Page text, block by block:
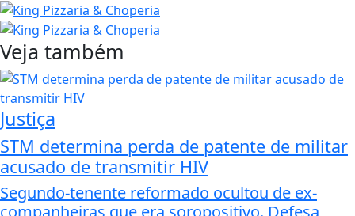
Veja também
Justiça
STM determina perda de patente de militar
acusado de transmitir HIV
Segundo-tenente reformado ocultou de ex-